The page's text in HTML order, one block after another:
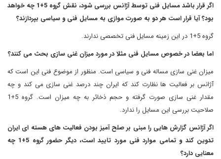
اگر قرار باشد مسایل فنی توسط آژانس بررسی شود، نقش گروه 5+1 چه خواهد
بود؟ آیا قرار است هر دو به صورت موازی به مسایل فنی و سیاسی بپردازند؟
گروه 5+1 در این زمینه مسایل فنی تخصصی ندارند
.
اما بعضا در خصوص مسایل فنی مثلا در مورد میزان غنی سازی بحث می کنند؟
میزان غنی سازی مساله فنی و سیاسی است. منظور از موضوع فنی این است که
آژانس بر فعالیت ها نظارت کند که ایران چند درصد غنی سازی می کند و چه
مقدار غنی سازی صورت گرفته و حجم ذخائر به چه میزان است. گروه 5+1
صلاحیت بررسی این مسایل را ندارد.
اگر آژانس گزارش هایی را مبنی بر صلح آمیز بودن فعالیت های هسته ای ایران
تدوین کند و تمامی موارد فنی مورد تایید است، دیگر حضور گروه 5+1 چه
معنایی دارد؟